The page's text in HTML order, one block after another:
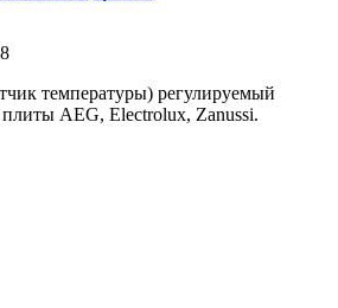
температуры) регулируемый
AEG, Electrolux, Zanussi.